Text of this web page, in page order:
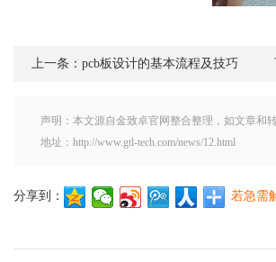
上一条：pcb板设计的基本流程及技巧
声明：本文源自金致卓官网整合整理，如文章和
地址：http://www.gtl-tech.com/news/12.html
分享到： 若急需